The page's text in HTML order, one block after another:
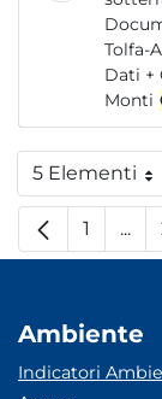
Tolfa-
Dati + GE
Monti
5 Elementi
Per
Pagina
1 ...
Ambiente
Indicatori